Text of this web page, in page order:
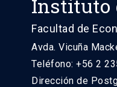
Instituto
Facultad de
Avda. Vicuña
Teléfono: +56 2
Dirección de